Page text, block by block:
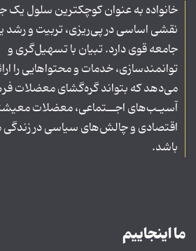
خانواده به عنوان کوچکترین سلول یک
نقشی اساسی در پی‌ریزی، تربیت و رشد
جامعه قوی دارد. تبیان با تسهیل‌گری و
توانمندسازی، خدمات و محتواهایی را
می‌دهد که بتواند گره‌گشای معضلات
آسیـب‌های اجــتماعی، معضلات
اقتصادی و چالش‌های سیاسی در زندگی
باشد.
ما اینجاییم